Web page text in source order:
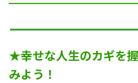
★幸せな人生のカギを
みよう！